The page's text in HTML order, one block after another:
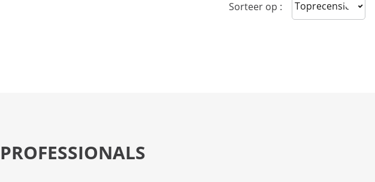
Sorteer op : Sort reviews